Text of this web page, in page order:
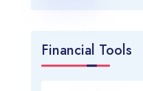
Financial Tools